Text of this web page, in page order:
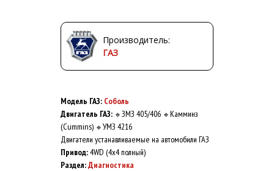
Производитель:
ГАЗ
Модель ГАЗ: Соболь
Двигатель ГАЗ: 🔹 ЗМЗ 405/406 🔹 Камминз
(Cummins) 🔹 УМЗ 4216
Двигатели устанавливаемые на автомобили ГАЗ
Привод:4WD (4x4 полный)
Раздел:Диагностика